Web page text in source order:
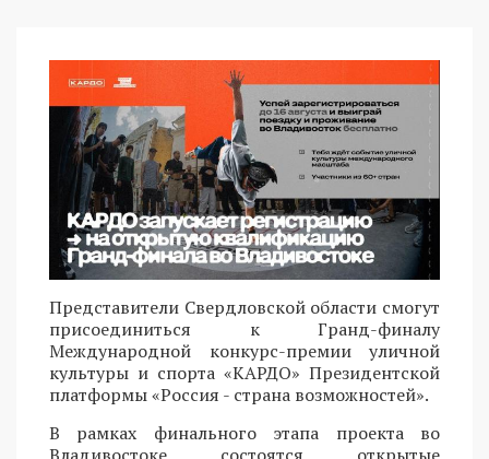
Представители Свердловской области смогут
присоединиться к Гранд-финалу
Международной конкурс-премии уличной
культуры и спорта «КАРДО» Президентской
платформы «Россия - страна возможностей».
В рамках финального этапа проекта во